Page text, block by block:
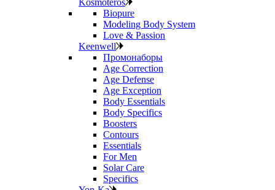
Biopure
Modeling Body System
Love & Passion
Keenwell
Промонаборы
Age Correction
Age Defense
Age Exception
Body Essentials
Body Specifics
Boosters
Contours
Essentials
For Men
Solar Care
Specifics